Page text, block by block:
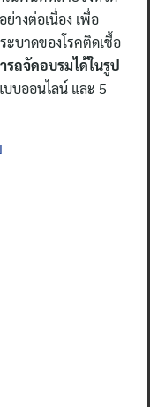
างต่อเนื่อง เพื่อ
บาดของโรคติดเชื้อ
รถจัดอบรมได้ในรูป
บออนไลน์ และ 5